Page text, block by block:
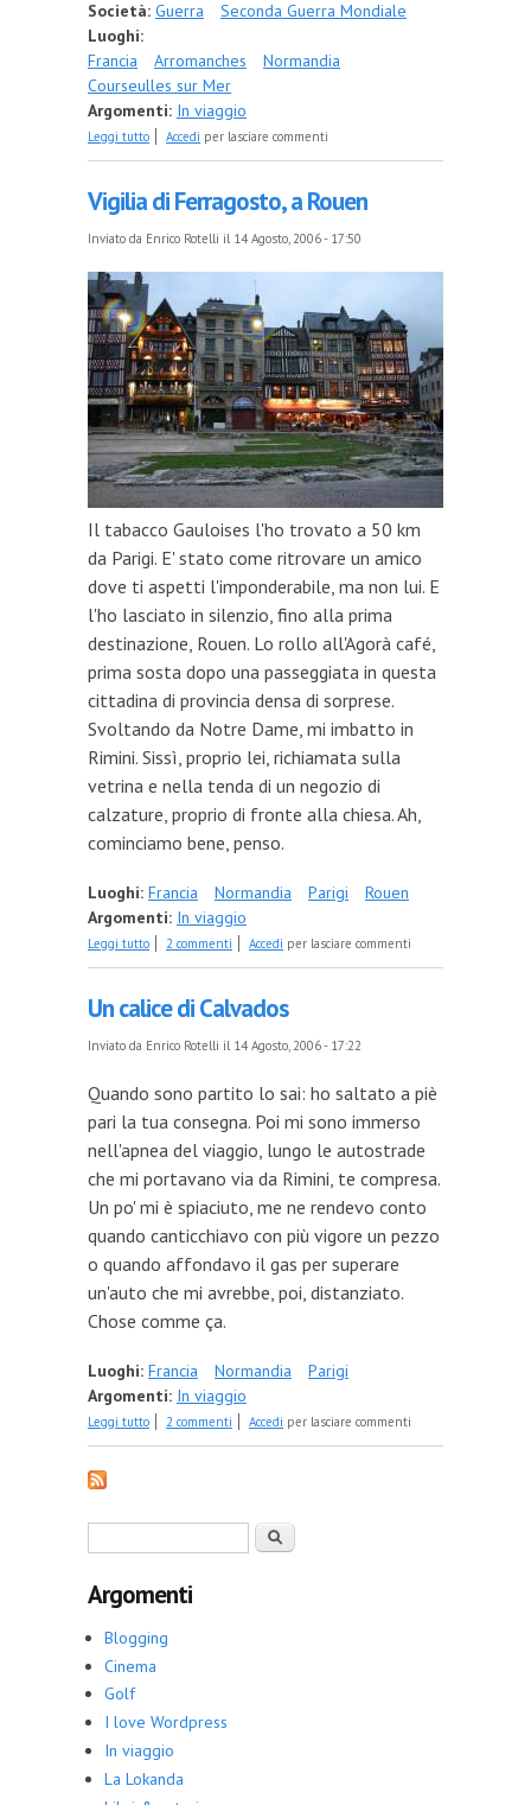
Società: Guerra
Seconda Guerra Mondiale
Luoghi:
Francia
Arromanches
Normandia
Courseulles sur Mer
Argomenti: In viaggio
Leggi tutto su Mors tua, vita mea
Accedi per lasciare commenti
Vigilia di Ferragosto, a Rouen
Inviato da Enrico Rotelli il 14 Agosto, 2006 - 17:50
Il tabacco Gauloises l'ho trovato a 50 km
da Parigi. E' stato come ritrovare un amico
dove ti aspetti l'imponderabile, ma non lui. E
l'ho lasciato in silenzio, fino alla prima
destinazione, Rouen. Lo rollo all'Agorà café,
prima sosta dopo una passeggiata in questa
cittadina di provincia densa di sorprese.
Svoltando da Notre Dame, mi imbatto in
Rimini. Sissì, proprio lei, richiamata sulla
vetrina e nella tenda di un negozio di
calzature, proprio di fronte alla chiesa. Ah,
cominciamo bene, penso.
Luoghi: Francia Normandia Parigi
Rouen
Argomenti: In viaggio
Leggi tutto su Vigilia di Ferragosto, a Rouen
2 commenti Accedi per lasciare commenti
Un calice di Calvados
Inviato da Enrico Rotelli il 14 Agosto, 2006 - 17:22
Quando sono partito lo sai: ho saltato a piè
pari la tua consegna. Poi mi sono immerso
nell'apnea del viaggio, lungo le autostrade
che mi portavano via da Rimini, te compresa.
Un po' mi è spiaciuto, me ne rendevo conto
quando canticchiavo con più vigore un pezzo
o quando affondavo il gas per superare
un'auto che mi avrebbe, poi, distanziato.
Chose comme ça.
Luoghi: Francia Normandia
Parigi
Argomenti: In viaggio
Leggi tutto su Un calice di Calvados
2 commenti Accedi per lasciare commenti
Cerca
Argomenti
Blogging
Cinema
Golf
I love Wordpress
In viaggio
La Lokanda